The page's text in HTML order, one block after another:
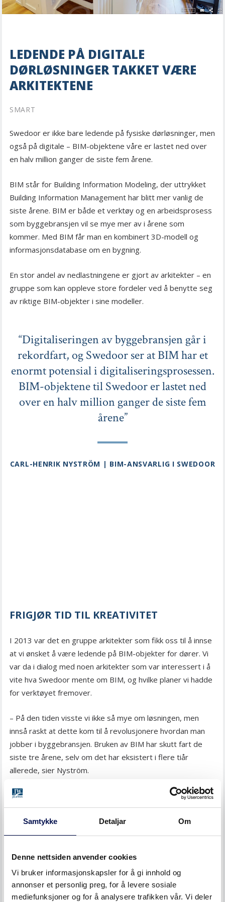
Samtykke Detaljar Om
Denne nettsiden anvender cookies
Vi bruker informasjonskapsler for å gi innhold og
annonser et personlig preg, for å levere sosiale
mediefunksjoner og for å analysere trafikken vår. Vi deler
LEDENDE PÅ DIGITALE
DØRLØSNINGER TAKKET VÆRE
ARKITEKTENE
SMART
Swedoor er ikke bare ledende på fysiske dørløsninger, men
også på digitale – BIM-objektene våre er lastet ned over
en halv million ganger de siste fem årene.
BIM står for Building Information Modeling, der uttrykket
Building Information Management har blitt mer vanlig de
siste årene. BIM er både et verktøy og en arbeidsprosess
som byggebransjen vil se mye mer av i årene som
kommer. Med BIM får man en kombinert 3D-modell og
informasjonsdatabase om en bygning.
En stor andel av nedlastningene er gjort av arkitekter – en
gruppe som kan oppleve store fordeler ved å benytte seg
av riktige BIM-objekter i sine modeller.
“Digitaliseringen av byggebransjen går i
rekordfart, og Swedoor ser at BIM har et
enormt potensial i digitaliseringsprosessen.
BIM-objektene til Swedoor er lastet ned
over en halv million ganger de siste fem
årene”
CARL-HENRIK NYSTRÖM | BIM-ANSVARLIG I SWEDOOR
FRIGJØR TID TIL KREATIVITET
I 2013 var det en gruppe arkitekter som fikk oss til å innse
at vi ønsket å være ledende på BIM-objekter for dører. Vi
var da i dialog med noen arkitekter som var interessert i å
vite hva Swedoor mente om BIM, og hvilke planer vi hadde
for verktøyet fremover.
– På den tiden visste vi ikke så mye om løsningen, men
innså raskt at dette kom til å revolusjonere hvordan man
jobber i byggebransjen. Bruken av BIM har skutt fart de
siste tre årene, selv om det har eksistert i flere tiår
allerede, sier Nyström.
I dag bruker 96 prosent av arkitektene BIM i prosjekter,
ifølge en undersøkelse Kantar TNS gjorde på oppdrag fra
Arkitektbedriftene i 2017.
mer effektivt. Slik unngår de å bruke mye tid på
administrative oppgaver, og frigjør tid til å gjøre det de er
best på: å skape bygninger og være kreative.